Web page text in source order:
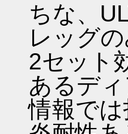
ちな、
レッグ
2セット
あるデ
情報で